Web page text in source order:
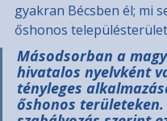
gyakran Bécsben él; mi
őshonos
Másodsorban a
hivatalos nyelvként
tényleges
őshonos